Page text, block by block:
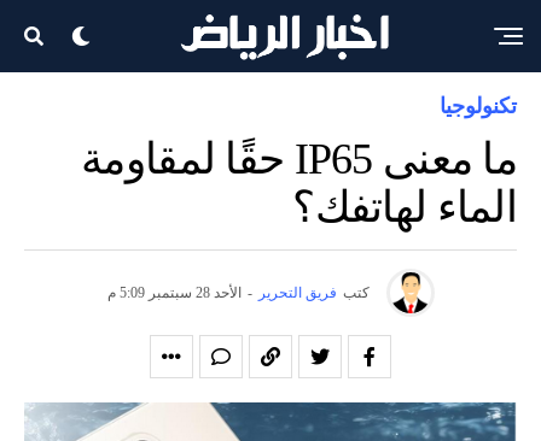
تكنولوجيا
ما معنى IP65 حقًا لمقاومة
الماء لهاتفك؟
كتب فريق التحرير - الأحد 28 سبتمبر 5:09 م